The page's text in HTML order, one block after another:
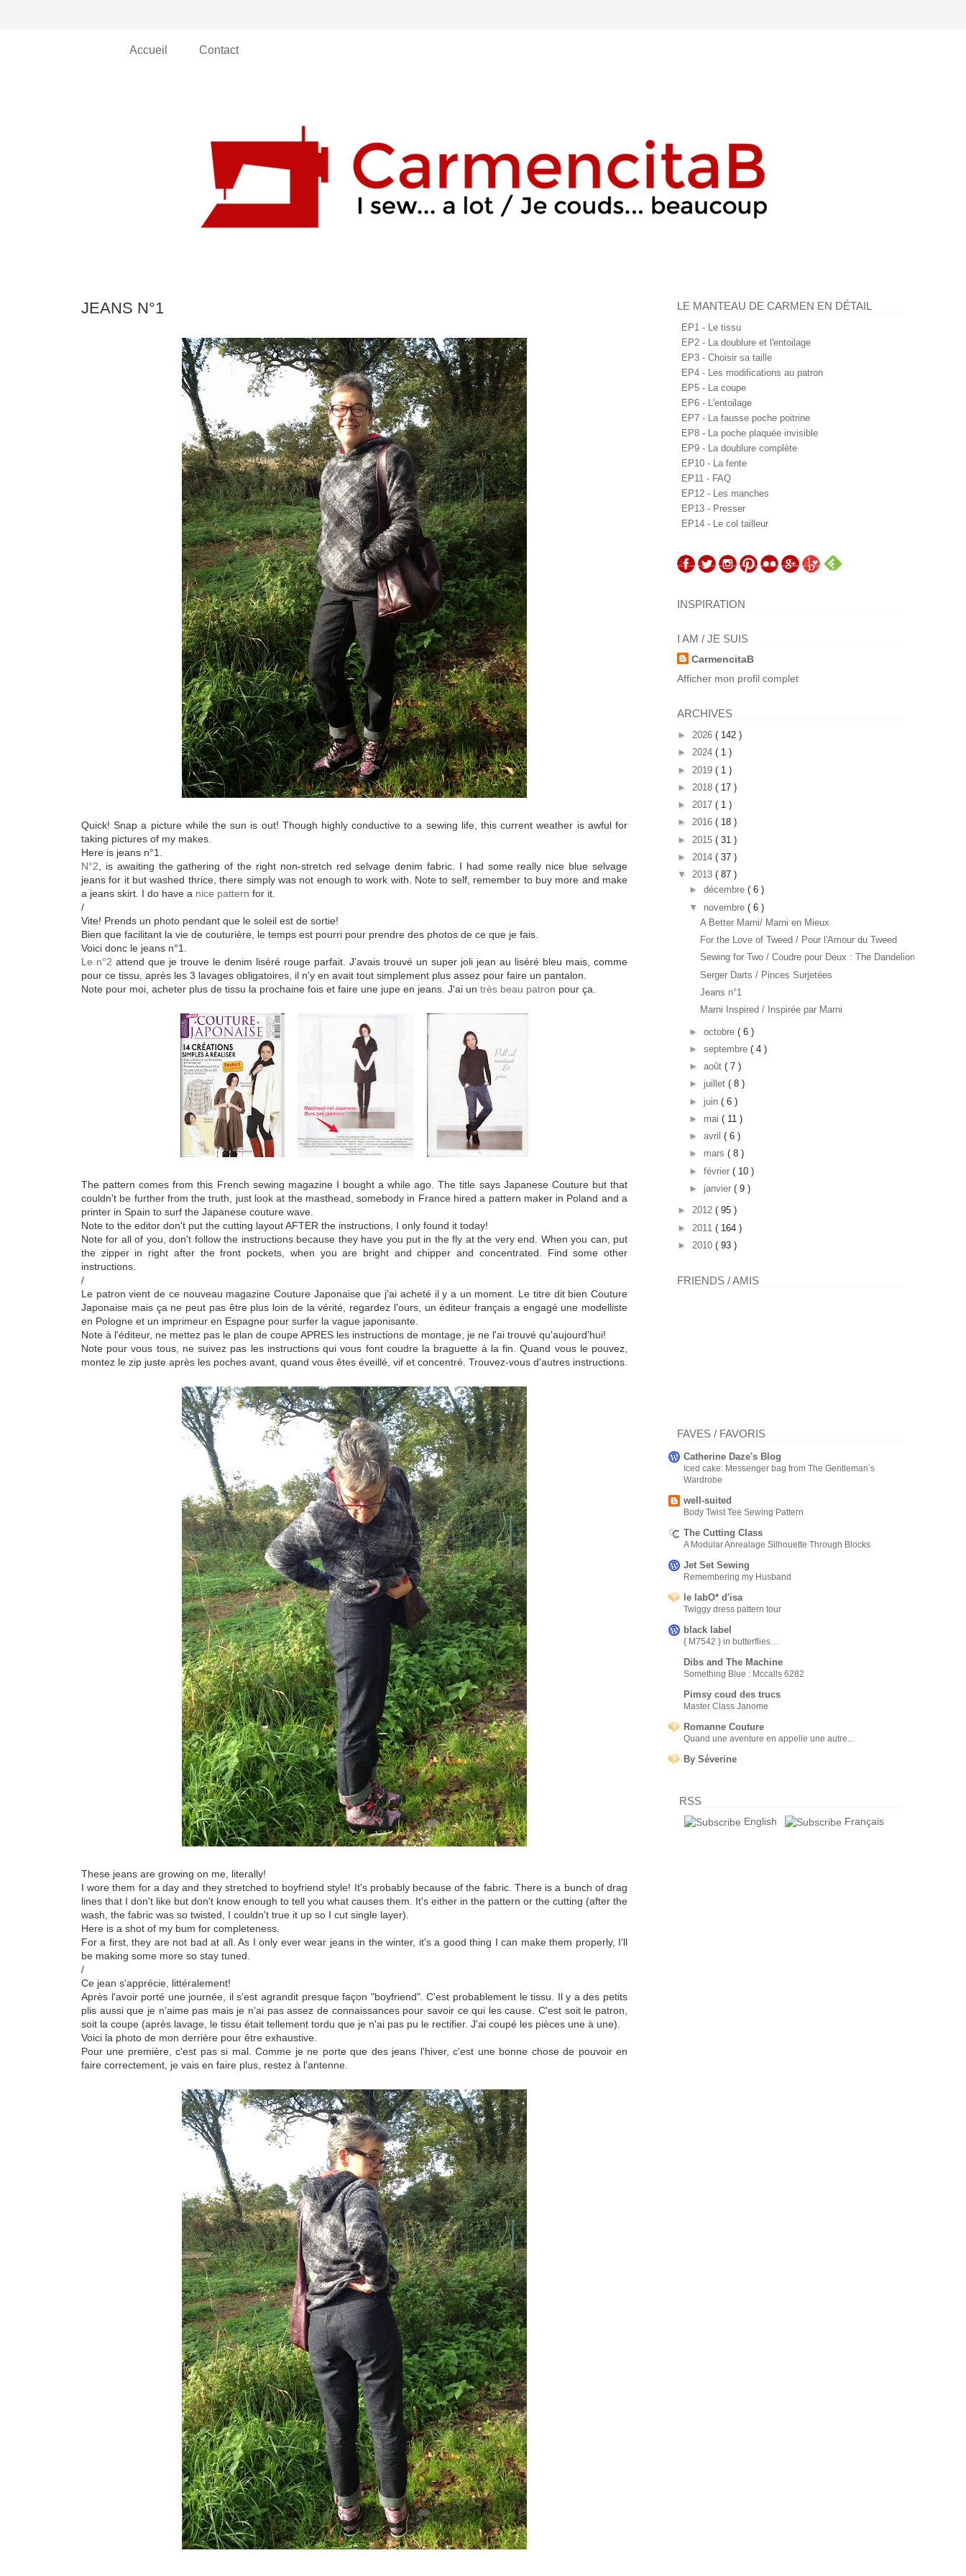
Accueil Contact
JEANS N°1
Quick! Snap a picture while the sun is out! Though highly conductive to a sewing life, this current weather is awful for
taking pictures of my makes.
Here is jeans n°1.
N°2, is awaiting the gathering of the right non-stretch red selvage denim fabric. I had some really nice blue selvage
jeans for it but washed thrice, there simply was not enough to work with. Note to self, remember to buy more and make
a jeans skirt. I do have a nice pattern for it.
/
Vite! Prends un photo pendant que le soleil est de sortie!
Bien que facilitant la vie de couturière, le temps est pourri pour prendre des photos de ce que je fais.
Voici donc le jeans n°1.
Le n°2 attend que je trouve le denim liséré rouge parfait. J'avais trouvé un super joli jean au liséré bleu mais, comme
pour ce tissu, après les 3 lavages obligatoires, il n'y en avait tout simplement plus assez pour faire un pantalon.
Note pour moi, acheter plus de tissu la prochaine fois et faire une jupe en jeans. J'ai un très beau patron pour ça.
The pattern comes from this French sewing magazine I bought a while ago. The title says Japanese Couture but that
couldn't be further from the truth, just look at the masthead, somebody in France hired a pattern maker in Poland and a
printer in Spain to surf the Japanese couture wave.
Note to the editor don't put the cutting layout AFTER the instructions, I only found it today!
Note for all of you, don't follow the instructions because they have you put in the fly at the very end. When you can, put
the zipper in right after the front pockets, when you are bright and chipper and concentrated. Find some other
instructions.
/
Le patron vient de ce nouveau magazine Couture Japonaise que j'ai acheté il y a un moment. Le titre dit bien Couture
Japonaise mais ça ne peut pas être plus loin de la vérité, regardez l'ours, un éditeur français a engagé une modelliste
en Pologne et un imprimeur en Espagne pour surfer la vague japonisante.
Note à l'éditeur, ne mettez pas le plan de coupe APRES les instructions de montage, je ne l'ai trouvé qu'aujourd'hui!
Note pour vous tous, ne suivez pas les instructions qui vous font coudre la braguette à la fin. Quand vous le pouvez,
montez le zip juste après les poches avant, quand vous êtes éveillé, vif et concentré. Trouvez-vous d'autres instructions.
These jeans are growing on me, literally!
I wore them for a day and they stretched to boyfriend style! It's probably because of the fabric. There is a bunch of drag
lines that I don't like but don't know enough to tell you what causes them. It's either in the pattern or the cutting (after the
wash, the fabric was so twisted, I couldn't true it up so I cut single layer).
Here is a shot of my bum for completeness.
For a first, they are not bad at all. As I only ever wear jeans in the winter, it's a good thing I can make them properly, I'll
be making some more so stay tuned.
/
Ce jean s'apprécie, littéralement!
Après l'avoir porté une journée, il s'est agrandit presque façon "boyfriend". C'est probablement le tissu. Il y a des petits
plis aussi que je n'aime pas mais je n'ai pas assez de connaissances pour savoir ce qui les cause. C'est soit le patron,
soit la coupe (après lavage, le tissu était tellement tordu que je n'ai pas pu le rectifier. J'ai coupé les pièces une à une).
Voici la photo de mon derrière pour être exhaustive.
Pour une première, c'est pas si mal. Comme je ne porte que des jeans l'hiver, c'est une bonne chose de pouvoir en
faire correctement, je vais en faire plus, restez à l'antenne.
LE MANTEAU DE CARMEN EN DÉTAIL
EP1 - Le tissu
EP2 - La doublure et l'entoilage
EP3 - Choisir sa taille
EP4 - Les modifications au patron
EP5 - La coupe
EP6 - L'entoilage
EP7 - La fausse poche poitrine
EP8 - La poche plaquée invisible
EP9 - La doublure complète
EP10 - La fente
EP11 - FAQ
EP12 - Les manches
EP13 - Presser
EP14 - Le col tailleur
INSPIRATION
I AM / JE SUIS
CarmencitaB
Afficher mon profil complet
ARCHIVES
► 2026 ( 142 )
► 2024 ( 1 )
► 2019 ( 1 )
► 2018 ( 17 )
► 2017 ( 1 )
► 2016 ( 18 )
► 2015 ( 31 )
► 2014 ( 37 )
▼ 2013 ( 87 )
► décembre ( 6 )
▼ novembre ( 6 )
A Better Marni/ Marni en Mieux
For the Love of Tweed / Pour l'Amour du Tweed
Sewing for Two / Coudre pour Deux : The Dandelion
Serger Darts / Pinces Surjetées
Jeans n°1
Marni Inspired / Inspirée par Marni
► octobre ( 6 )
► septembre ( 4 )
► août ( 7 )
► juillet ( 8 )
► juin ( 6 )
► mai ( 11 )
► avril ( 6 )
► mars ( 8 )
► février ( 10 )
► janvier ( 9 )
► 2012 ( 95 )
► 2011 ( 164 )
► 2010 ( 93 )
FRIENDS / AMIS
FAVES / FAVORIS
Catherine Daze's Blog
Iced cake: Messenger bag from The Gentleman’s
Wardrobe
well-suited
Body Twist Tee Sewing Pattern
The Cutting Class
A Modular Anrealage Silhouette Through Blocks
Jet Set Sewing
Remembering my Husband
le labO* d'isa
Twiggy dress pattern tour
black label
{ M7542 } in butterflies…
Dibs and The Machine
Something Blue : Mccalls 6282
Pimsy coud des trucs
Master Class Janome
Romanne Couture
Quand une aventure en appelle une autre...
By Séverine
RSS
English Français